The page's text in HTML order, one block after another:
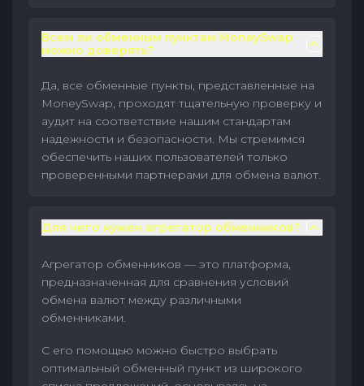
Всем ли обменным пунктам MoneySwap
можно доверять?
Да, все обменные пункты, представленные на
MoneySwap, проходят тщательную проверку и
аудит на соответствие нашим стандартам
надежности и безопасности. Мы стремимся
обеспечить наших пользователей только
проверенными партнерами для обмена валют.
Для чего нужен агрегатор обменников?
Агрегатор обменников — это платформа,
предназначенная для сравнения условий
обмена валют между различными
обменниками.
С его помощью можно быстро выбрать
оптимальный обменный пункт из широкого